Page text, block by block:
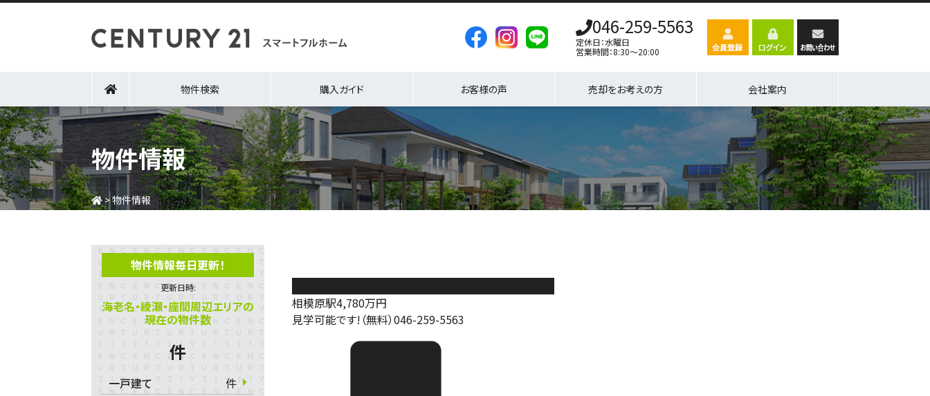
046-259-5563
定休日：水曜日
営業時間：8:30～20:00
物件検索 購入ガイド お客様の声 売却をお考えの方 会社案内
物件情報
>物件情報
物件情報毎日更新！
更新日時:
海老名・綾瀬・座間周辺エリアの
現在の物件数
件
一戸建て
件
相模原駅4,780万円
見学可能です!（無料）046-259-5563